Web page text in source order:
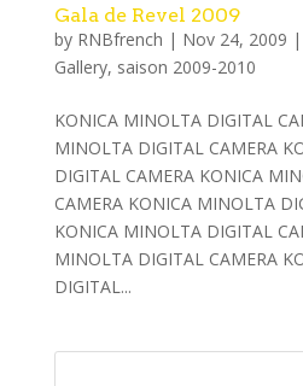
Gala de Revel 2009
by RNBfrench | Nov 24, 2009 |
Gallery, saison 2009-2010
KONICA MINOLTA DIGITAL
MINOLTA DIGITAL CAMERA
DIGITAL CAMERA KONICA
CAMERA KONICA MINOLTA
KONICA MINOLTA DIGITAL
MINOLTA DIGITAL CAMERA
DIGITAL...